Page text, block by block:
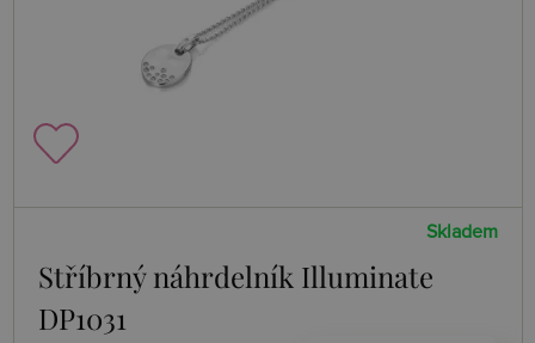
Skladem
Stříbrný náhrdelník Illuminate
DP1031